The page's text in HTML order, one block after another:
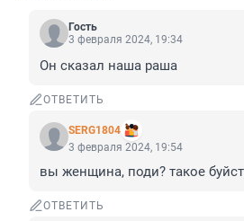
Гость
3 февраля 2024, 19:34
Он сказал наша раша
ОТВЕТИТЬ
SERG1804
3 февраля 2024, 19:54
вы женщина, поди? такое
ОТВЕТИТЬ